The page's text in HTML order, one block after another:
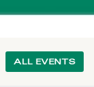
ALL EVENTS